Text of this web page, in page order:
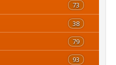
73
38
79
93